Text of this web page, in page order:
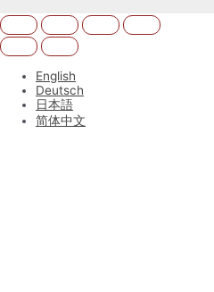
English
Deutsch
日本語
简体中文